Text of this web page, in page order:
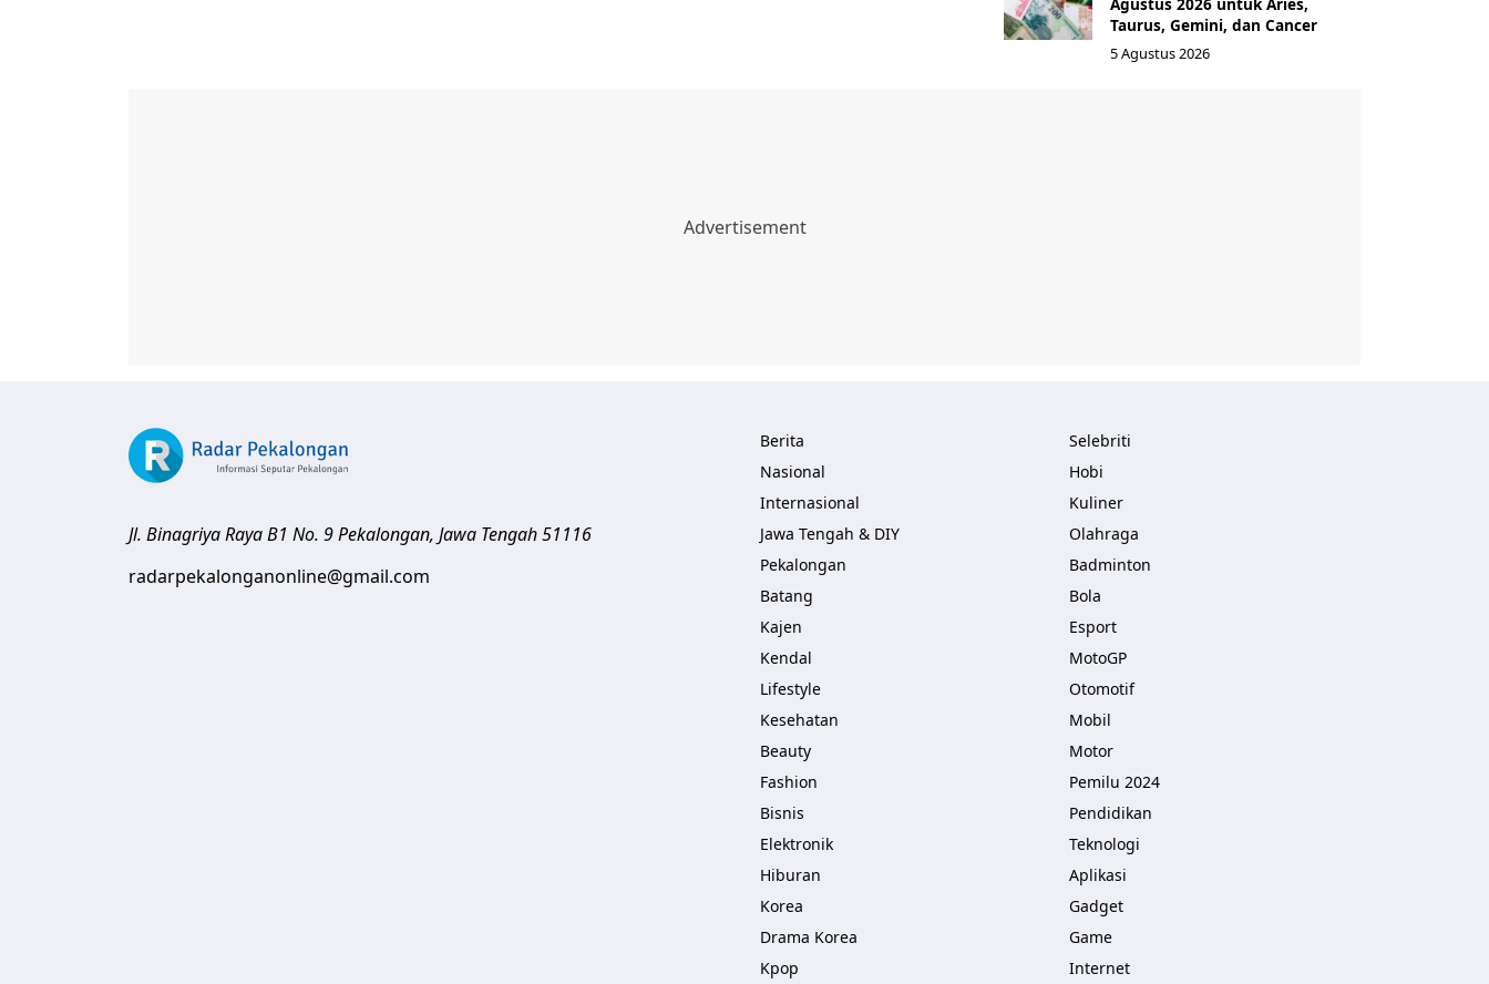
Taurus, Gemini, dan Cancer
5 Agustus 2026
Jl. Binagriya Raya B1 No. 9Pekalongan, Jawa Tengah51116
radarpekalonganonline@gmail.com
Berita
Nasional
Internasional
Jawa Tengah & DIY
Pekalongan
Batang
Kajen
Kendal
Lifestyle
Kesehatan
Beauty
Fashion
Bisnis
Elektronik
Hiburan
Korea
Drama Korea
Kpop
Selebriti
Hobi
Kuliner
Olahraga
Badminton
Bola
Esport
MotoGP
Otomotif
Mobil
Motor
Pemilu 2024
Pendidikan
Teknologi
Aplikasi
Gadget
Game
Internet